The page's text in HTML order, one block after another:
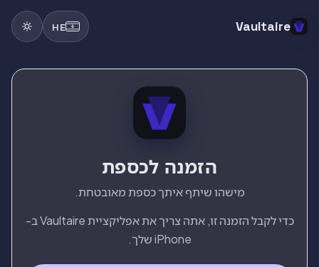
Vaultaire
HE
הזמנה לכספת
מישהו שיתף איתך כספת מאובטחת.
כדי לקבל הזמנה זו, אתה צריך את אפליקציית Vaultaire ב-
iPhone שלך.